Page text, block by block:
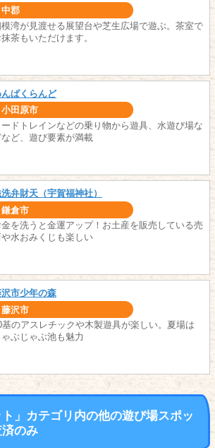
中郡
湾が見渡せる展望台や芝生広場で遊ぶ。茶室で
抹茶もいただけます。
ぱくらんど
小田原市
ードトレインなどの乗り物から遊具、水遊び場な
など、遊び要素が満載
弁財天（宇賀福神社）
鎌倉市
金を洗うと金運アップ！お土産を販売している売
や水おみくじも楽しい
市少年の森
藤沢市
基のアスレチックや木製遊具が楽しい。夏場は
ゃぶじゃぶ池も魅力
ト」カテゴリ内の他の遊び場スポッ
のみ